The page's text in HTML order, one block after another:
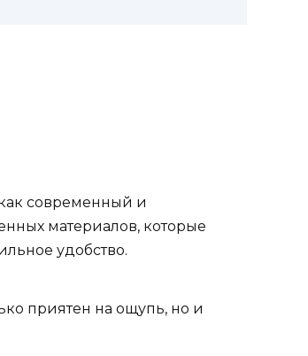
современный и
материалов, которые
удобство.
приятен на ощупь, но и